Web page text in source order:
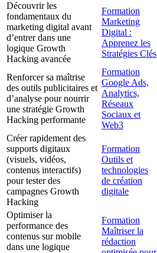
Découvrir les
fondamentaux du
marketing digital avant
d’entrer dans une
logique Growth
Hacking avancée
Formation
Marketing
Digital :
Apprenez les
Stratégies Clés
Renforcer sa maîtrise
des outils publicitaires et
d’analyse pour nourrir
une stratégie Growth
Hacking performante
Formation
Google Ads,
Analytics,
Réseaux
Sociaux et
Web3
Créer rapidement des
supports digitaux
(visuels, vidéos,
contenus interactifs)
pour tester des
campagnes Growth
Hacking
Formation
Outils et
technologies
de création
digitale
Optimiser la
performance des
contenus sur mobile
dans une logique
Formation
Maîtriser la
rédaction